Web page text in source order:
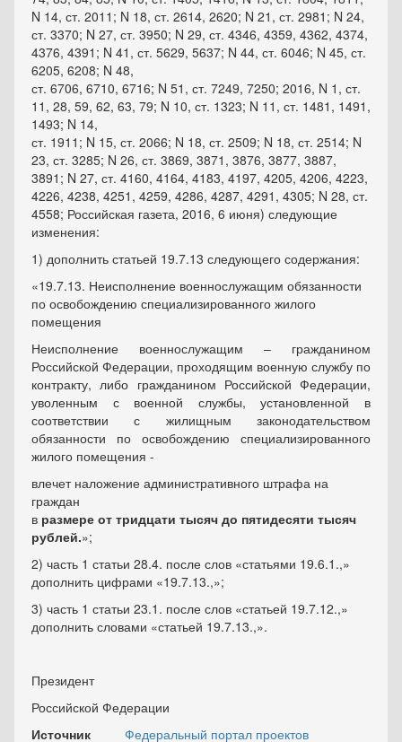
N 14, ст. 2011; N 18, ст. 2614, 2620; N 21, ст. 2981; N 24,
ст. 3370; N 27, ст. 3950; N 29, ст. 4346, 4359, 4362, 4374,
4376, 4391; N 41, ст. 5629, 5637; N 44, ст. 6046; N 45, ст.
6205, 6208; N 48,
ст. 6706, 6710, 6716; N 51, ст. 7249, 7250; 2016, N 1, ст.
11, 28, 59, 62, 63, 79; N 10, ст. 1323; N 11, ст. 1481, 1491,
1493; N 14,
ст. 1911; N 15, ст. 2066; N 18, ст. 2509; N 18, ст. 2514; N
23, ст. 3285; N 26, ст. 3869, 3871, 3876, 3877, 3887,
3891; N 27, ст. 4160, 4164, 4183, 4197, 4205, 4206, 4223,
4226, 4238, 4251, 4259, 4286, 4287, 4291, 4305; N 28, ст.
4558; Российская газета, 2016, 6 июня) следующие
изменения:
1) дополнить статьей 19.7.13 следующего содержания:
«19.7.13. Неисполнение военнослужащим обязанности
по освобождению специализированного жилого
помещения
Неисполнение военнослужащим – гражданином
Российской Федерации, проходящим военную службу по
контракту, либо гражданином Российской Федерации,
уволенным с военной службы, установленной в
соответствии с жилищным законодательством
обязанности по освобождению специализированного
жилого помещения -
влечет наложение административного штрафа на
граждан
в размере от тридцати тысяч до пятидесяти тысяч
рублей.»;
2) часть 1 статьи 28.4. после слов «статьями 19.6.1.,»
дополнить цифрами «19.7.13.,»;
3) часть 1 статьи 23.1. после слов «статьей 19.7.12.,»
дополнить словами «статьей 19.7.13.,».
Президент
Российской Федерации
Источник
Федеральный портал проектов